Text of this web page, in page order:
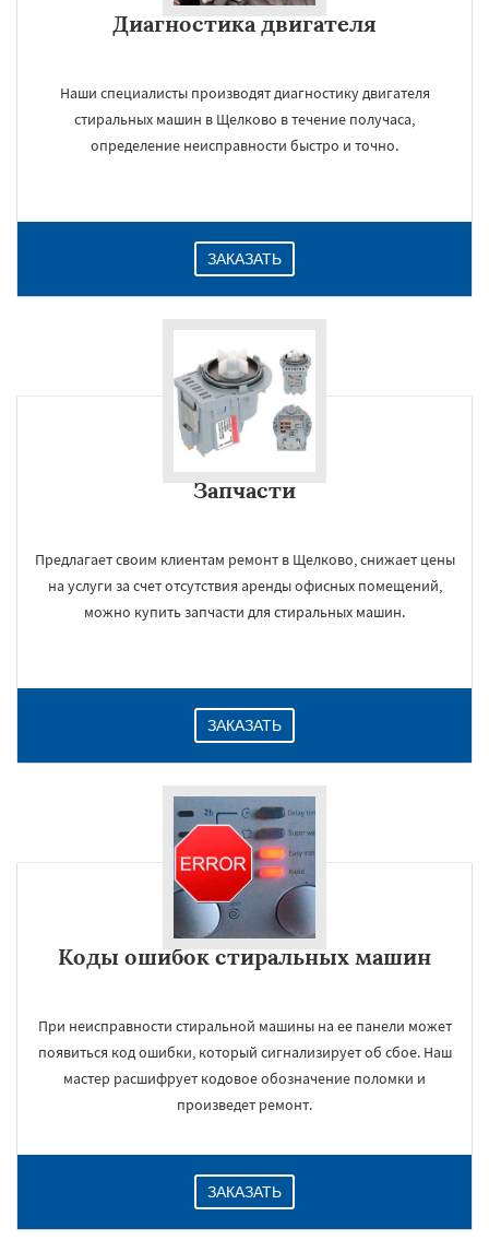
Диагностика двигателя
Наши специалисты производят диагностику двигателя
стиральных машин в Щелково в течение получаса,
определение неисправности быстро и точно.
ЗАКАЗАТЬ
Запчасти
Предлагает своим клиентам ремонт в Щелково, снижает цены
на услуги за счет отсутствия аренды офисных помещений,
можно купить запчасти для стиральных машин.
ЗАКАЗАТЬ
Коды ошибок стиральных машин
При неисправности стиральной машины на ее панели может
появиться код ошибки, который сигнализирует об сбое. Наш
мастер расшифрует кодовое обозначение поломки и
произведет ремонт.
ЗАКАЗАТЬ